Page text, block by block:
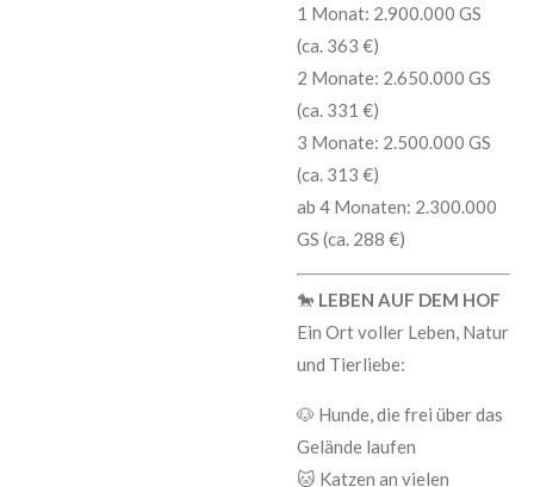
1 Monat: 2.900.000 GS
(ca. 363 €)
2 Monate: 2.650.000 GS
(ca. 331 €)
3 Monate: 2.500.000 GS
(ca. 313 €)
ab 4 Monaten: 2.300.000
GS (ca. 288 €)
🐎 LEBEN AUF DEM HOF
Ein Ort voller Leben, Natur
und Tierliebe:
🐶 Hunde, die frei über das
Gelände laufen
🐱 Katzen an vielen